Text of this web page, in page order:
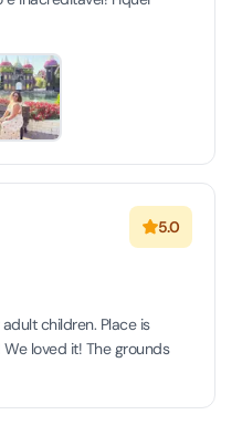
5.0
children. Place is
loved it! The grounds